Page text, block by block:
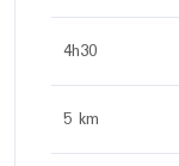
4h30
5 km